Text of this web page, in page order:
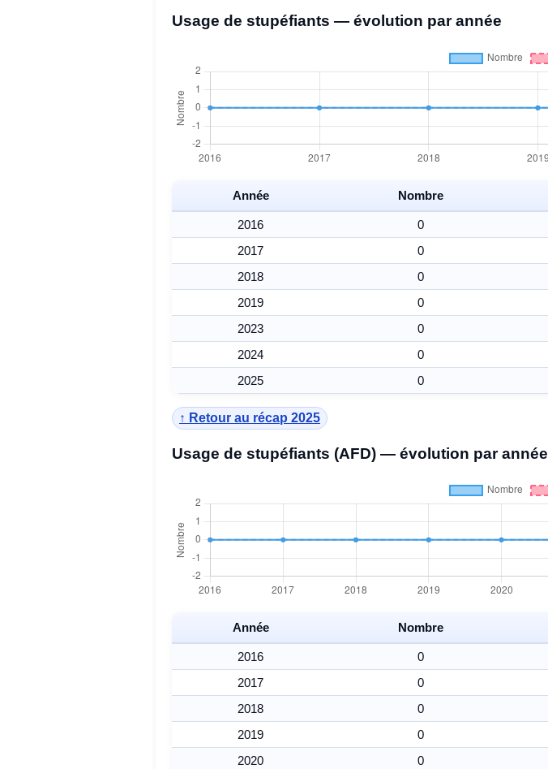
Usage de stupéfiants — évolution par année
Année Nombre
2016 0
2017
0
2018
0
2019
0
2023
0
2024
0
2025
0
↑ Retour au récap 2025
Usage de stupéfiants (AFD) — évolution par année
Année Nombre
2016 0
2017
0
2018
0
2019
0
2020
0